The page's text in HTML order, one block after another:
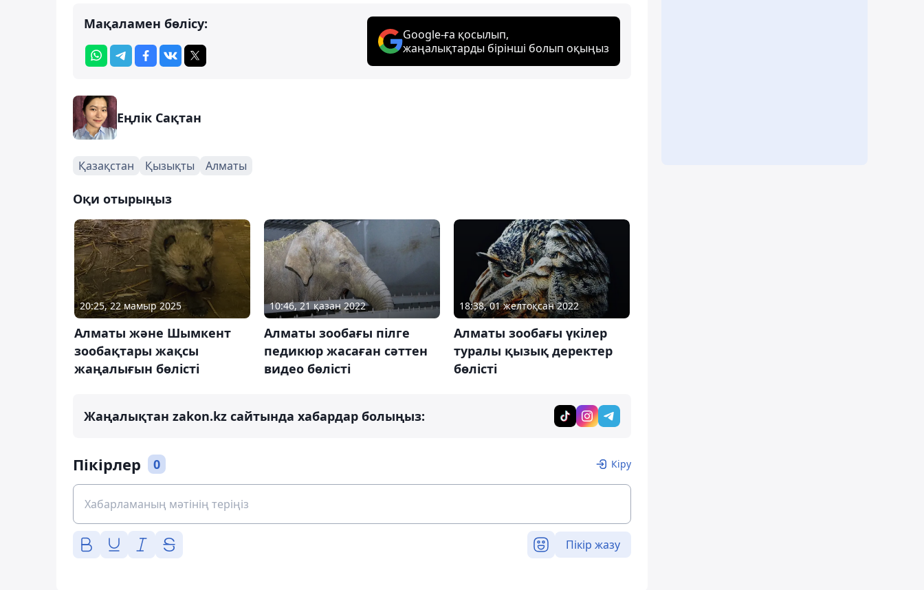
Мақаламен бөлісу:
Google-ға қосылып,
жаңалықтарды бірінші болып оқыңыз
Еңлік Сақтан
Қазақстан Қызықты Алматы
Оқи отырыңыз
20:25, 22 мамыр 2025
Алматы және Шымкент
зообақтары жақсы
жаңалығын бөлісті
10:46, 21 қазан 2022
Алматы зообағы пілге
педикюр жасаған сәттен
видео бөлісті
18:38, 01 желтоқсан 2022
Алматы зообағы үкілер
туралы қызық деректер
бөлісті
Жаңалықтан zakon.kz сайтында хабардар болыңыз:
Пікірлер 0 Кіру
Пікір жазу